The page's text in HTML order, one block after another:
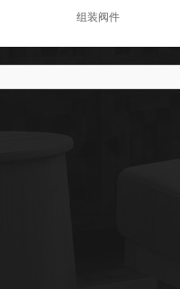
组装阀件